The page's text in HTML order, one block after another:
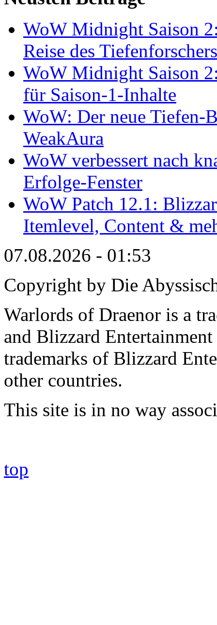
WoW Midnight Saison
Reise des Tiefenforschers
WoW Midnight Saison
für Saison-1-Inhalte
WoW: Der neue Tiefen-
WeakAura
WoW verbessert nach
Erfolge-Fenster
WoW Patch 12.1:
Itemlevel, Content &
07.08.2026 - 01:53
Copyright by Die
Warlords of Draenor is a
and Blizzard
trademarks of Blizzard
other countries.
This site is in no way
top